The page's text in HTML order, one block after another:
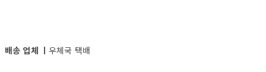
배송 업체 ㅣ 우체국 택배